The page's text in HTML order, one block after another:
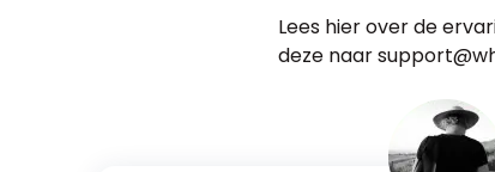
Lees hier over de
deze naar